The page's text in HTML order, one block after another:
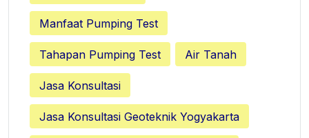
Manfaat Pumping Test
Tahapan Pumping Test Air Tanah
Jasa Konsultasi
Jasa Konsultasi Geoteknik Yogyakarta